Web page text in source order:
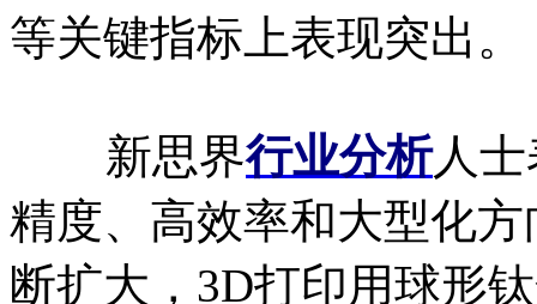
等关键指标上表现突出。
新思界行业分析人
精度、高效率和大型化
断扩大，3D打印用球形